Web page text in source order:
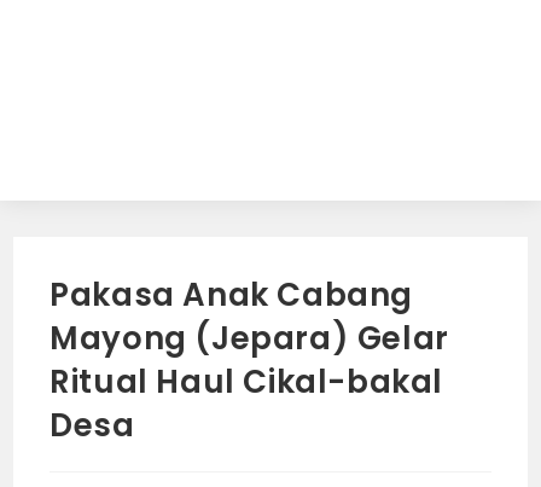
Pakasa Anak Cabang
Mayong (Jepara) Gelar
Ritual Haul Cikal-bakal
Desa